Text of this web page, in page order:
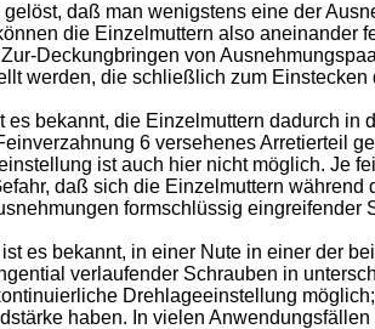
daß man wenigstens eine der
die Einzelmuttern also aneinander
Deckungbringen von
werden, die schließlich zum Einstecken
es bekannt, die Einzelmuttern dadurch
6 versehenes Arretierteil
ist auch hier nicht möglich. Je
daß sich die Einzelmuttern
formschlüssig eingreifender
es bekannt, in einer Nute in einer der
verlaufender Schrauben in
Drehlageeinstellung
haben. In vielen